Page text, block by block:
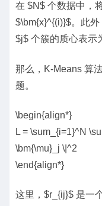
在 $N$ 个数据中，
$\bm{x}^{(i)}$。此
$j$ 个簇的质心表示
那么，K-Means 算
题。
\begin{align*}
L = \sum_{i=1}^N
\bm{\mu}_j \|^2
\end{align*}
这里，$r_{ij}$ 是一